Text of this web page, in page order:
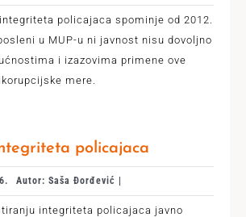
policajaca spominje od 2012.
u MUP-u ni javnost nisu dovoljno
i izazovima primene ove
mere.
policajaca
Autor: Saša Đorđević |
integriteta policajaca javno